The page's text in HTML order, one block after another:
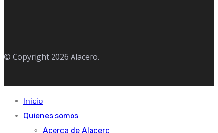
© Copyright 2026 Alacero.
Inicio
Quienes somos
Acerca de Alacero